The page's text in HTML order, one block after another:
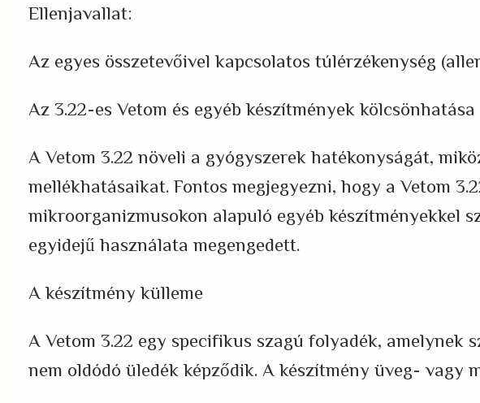
Ellenjavallat:
Az egyes összetevőivel kapcsolatos túlérzékenység
Az 3.22-es Vetom és egyéb készítmények kölcsönhatása
A Vetom 3.22 növeli a gyógyszerek hatékonyságát,
mellékhatásaikat. Fontos megjegyezni, hogy a Vetom
mikroorganizmusokon alapuló egyéb készítményekkel
egyidejű használata megengedett.
A készítmény külleme
A Vetom 3.22 egy specifikus szagú folyadék,
nem oldódó üledék képződik. A készítmény üveg-